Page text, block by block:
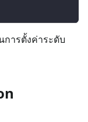
การตั้งค่าระดับ